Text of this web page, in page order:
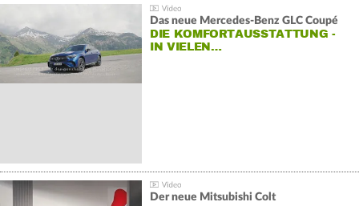
Das neue Mercedes-Benz GLC Coupé
DIE KOMFORTAUSSTATTUNG -
IN VIELEN…
Der neue Mitsubishi Colt